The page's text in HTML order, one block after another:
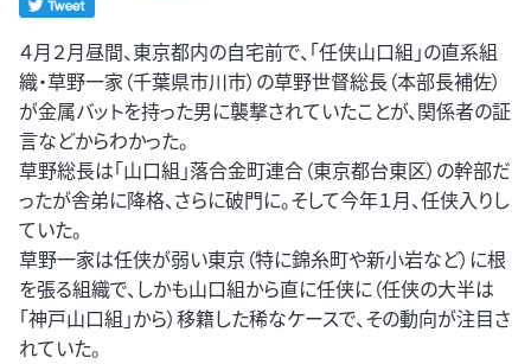
４月２月昼間、東京都内の自宅前で、「任侠山口組」の直系組
織・草野一家（千葉県市川市）の草野世督総長（本部長補佐）
が金属バットを持った男に襲撃されていたことが、関係者の証
言などからわかった。
草野総長は「山口組」落合金町連合（東京都台東区）の幹部だ
ったが舎弟に降格、さらに破門に。そして今年１月、任侠入りし
ていた。
草野一家は任侠が弱い東京（特に錦糸町や新小岩など）に根
を張る組織で、しかも山口組から直に任侠に（任侠の大半は
「神戸山口組」から）移籍した稀なケースで、その動向が注目さ
れていた。